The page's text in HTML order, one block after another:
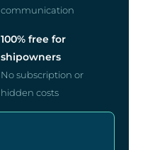
communication
100% free for
shipowners
No subscription or
hidden costs